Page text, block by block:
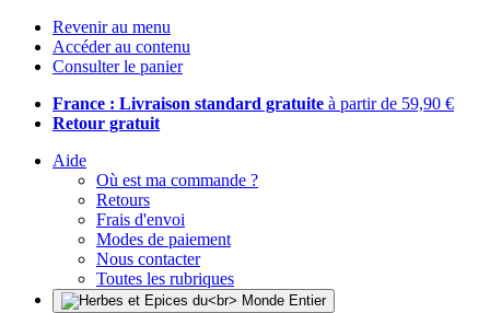
Revenir au menu
Accéder au contenu
Consulter le panier
France : Livraison standard gratuite à partir de 59,90 €
Retour gratuit
Aide
Où est ma commande ?
Retours
Frais d'envoi
Modes de paiement
Nous contacter
Toutes les rubriques